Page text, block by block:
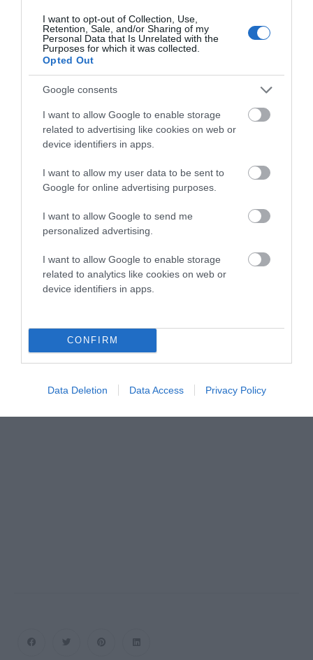
I want to opt-out of Collection, Use,
Retention, Sale, and/or Sharing of my
Personal Data that Is Unrelated with the
Purposes for which it was collected.
Opted Out
Google consents
I want to allow Google to enable storage
related to advertising like cookies on web or
device identifiers in apps.
I want to allow my user data to be sent to
Google for online advertising purposes.
I want to allow Google to send me
personalized advertising.
I want to allow Google to enable storage
related to analytics like cookies on web or
device identifiers in apps.
CONFIRM
Data Deletion Data Access Privacy Policy
H ΚΑΡΤΑ ΕΙΝΑΙ ΤΟΥ 1953 ΚΑΙ ΓΡΑΦΕΙ ΑΠΟ ΠΙΣΩ
: “Εδώ στο
ωραιότατο Μπατσί (μηδέν υγρασία) περνάμε θαύμα.
Παρέες ένα σωρό. Φθήνεια ασυναγώνιστη.”